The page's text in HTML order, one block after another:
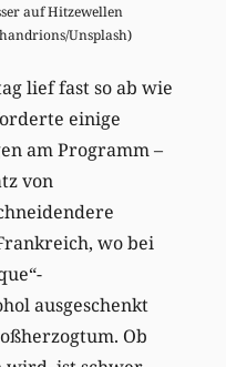
auf Hitzewellen
Unsplash)
lief fast so ab wie
einige
am Programm –
von
wo bei
ausgeschenkt
Ob